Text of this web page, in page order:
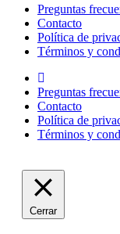
Preguntas
Contacto
Política de
Términos y
Preguntas
Contacto
Política de
Términos y
Cerrar